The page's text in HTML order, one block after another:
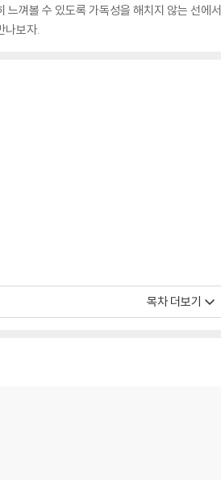
느껴볼 수 있도록 가독성을 해치지 않는 선
나보자.
목차 더보기